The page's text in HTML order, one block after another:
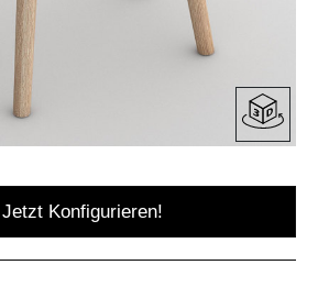
Jetzt Konfigurieren!